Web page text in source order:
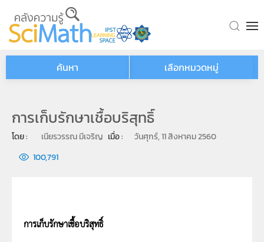
Skip to main content
ค้นหา เลือกหมวดหมู่
การเก็บรักษาเชื้อบริสุทธิ์
โดย : เนียรวรรณ มีเจริญ เมื่อ :
วันศุกร์, 11 สิงหาคม 2560
100,791
การเก็บรักษาเชื้อบริสุทธิ์